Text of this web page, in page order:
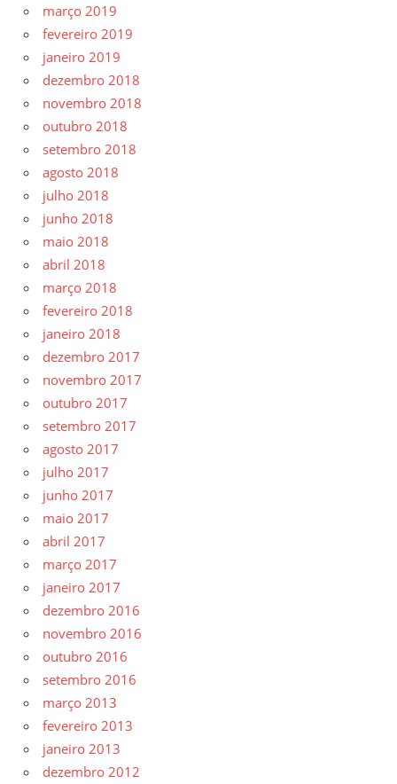
março 2019
fevereiro 2019
janeiro 2019
dezembro 2018
novembro 2018
outubro 2018
setembro 2018
agosto 2018
julho 2018
junho 2018
maio 2018
abril 2018
março 2018
fevereiro 2018
janeiro 2018
dezembro 2017
novembro 2017
outubro 2017
setembro 2017
agosto 2017
julho 2017
junho 2017
maio 2017
abril 2017
março 2017
janeiro 2017
dezembro 2016
novembro 2016
outubro 2016
setembro 2016
março 2013
fevereiro 2013
janeiro 2013
dezembro 2012